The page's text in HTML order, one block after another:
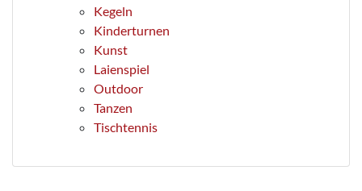
Kegeln
Kinderturnen
Kunst
Laienspiel
Outdoor
Tanzen
Tischtennis